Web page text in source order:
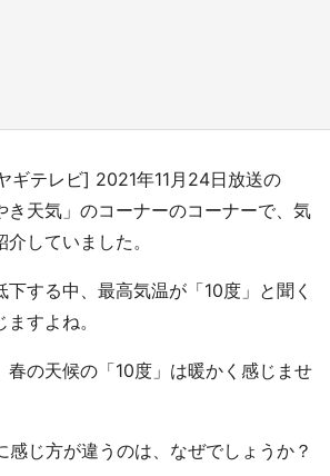
ギテレビ] 2021年11月24日放送の
き天気」のコーナーのコーナーで、気
していました。
する中、最高気温が「10度」と聞く
すよね。
春の天候の「10度」は暖かく感じませ
感じ方が違うのは、なぜでしょうか？